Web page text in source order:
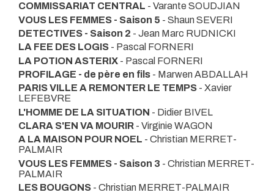
COMMISSARIAT CENTRAL - Varante SOUDJIAN
VOUS LES FEMMES - Saison 5 - Shaun SEVERI
DETECTIVES - Saison 2 - Jean Marc RUDNICKI
LA FEE DES LOGIS - Pascal FORNERI
LA POTION ASTERIX - Pascal FORNERI
PROFILAGE - de père en fils - Marwen ABDALLAH
PARIS VILLE A REMONTER LE TEMPS - Xavier
LEFEBVRE
L'HOMME DE LA SITUATION - Didier BIVEL
CLARA S'EN VA MOURIR - Virginie WAGON
A LA MAISON POUR NOEL - Christian MERRET-
PALMAIR
VOUS LES FEMMES - Saison 3 - Christian MERRET-
PALMAIR
LES BOUGONS - Christian MERRET-PALMAIR